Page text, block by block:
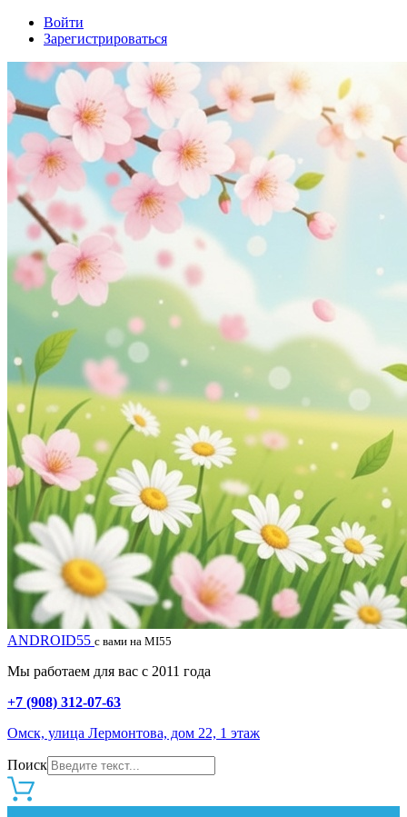
Войти
Зарегистрироваться
ANDROID55 с вами на MI55
Мы работаем для вас с 2011 года
+7 (908) 312-07-63
Омск, улица Лермонтова, дом 22, 1 этаж
Поиск